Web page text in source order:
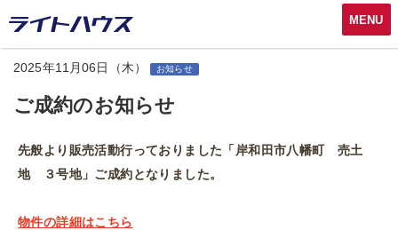
MENU
2025年11月06日（木） お知らせ
ご成約のお知らせ
先般より販売活動行っておりました「岸和田市八幡町 売土
地 ３号地」ご成約となりました。
物件の詳細はこちら